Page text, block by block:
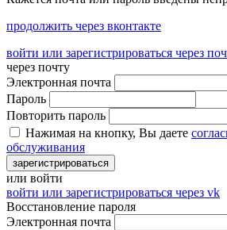
продолжить через вконтакте
войти или зарегистрироваться через
через почту
Электронная почта
Пароль
Повторить пароль
Нажимая на кнопку, Вы даете
обслуживания
зарегистрироваться
или войти
войти или зарегистрироваться через vk
Восстановление пароля
Электронная почта